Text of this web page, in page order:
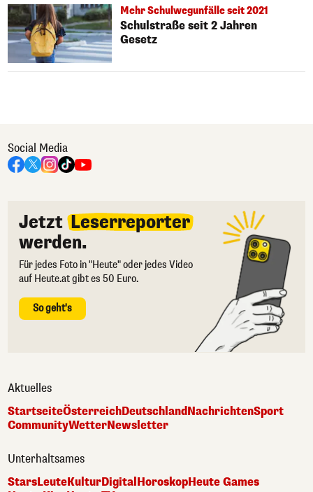
Mehr Schulwegunfälle seit 2021
Schulstraße seit 2 Jahren
Gesetz
Social Media
Jetzt Leserreporter
werden.
Für jedes Foto in "Heute" oder jedes Video
auf Heute.at gibt es 50 Euro.
So geht's
Aktuelles
StartseiteÖsterreichDeutschlandNachrichtenSport
CommunityWetterNewsletter
Unterhaltsames
StarsLeuteKulturDigital HoroskopHeute Games